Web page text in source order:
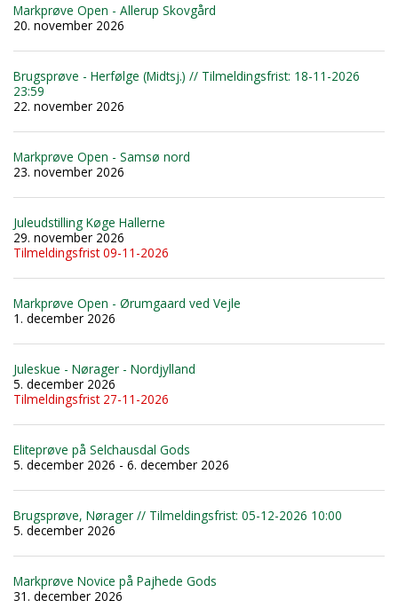
Markprøve Open - Allerup Skovgård
20. november 2026
Brugsprøve - Herfølge (Midtsj.) // Tilmeldingsfrist: 18-11-2026
23:59
22. november 2026
Markprøve Open - Samsø nord
23. november 2026
Juleudstilling Køge Hallerne
29. november 2026
Tilmeldingsfrist 09-11-2026
Markprøve Open - Ørumgaard ved Vejle
1. december 2026
Juleskue - Nørager - Nordjylland
5. december 2026
Tilmeldingsfrist 27-11-2026
Eliteprøve på Selchausdal Gods
5. december 2026 - 6. december 2026
Brugsprøve, Nørager // Tilmeldingsfrist: 05-12-2026 10:00
5. december 2026
Markprøve Novice på Pajhede Gods
31. december 2026